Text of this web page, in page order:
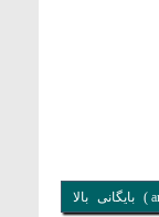
بایگانی بالا